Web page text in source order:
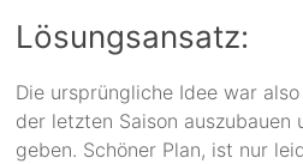
Lösungsansatz:
Die ursprüngliche Idee war
der letzten Saison auszubauen
geben. Schöner Plan, ist nur